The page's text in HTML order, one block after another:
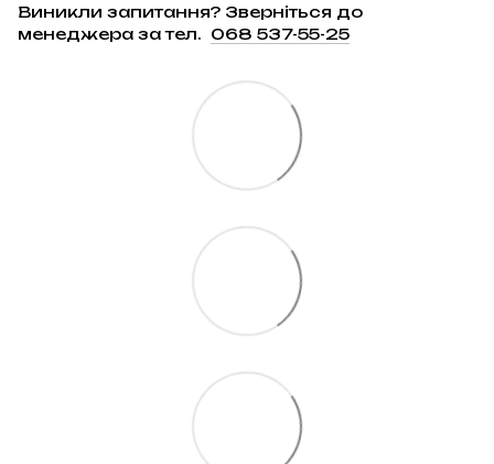
Виникли запитання? Зверніться до
менеджера за тел. 068 537-55-25